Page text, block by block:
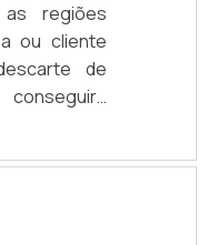
as regiões
ou cliente
de
Ambiental.
meio da
em
questão é